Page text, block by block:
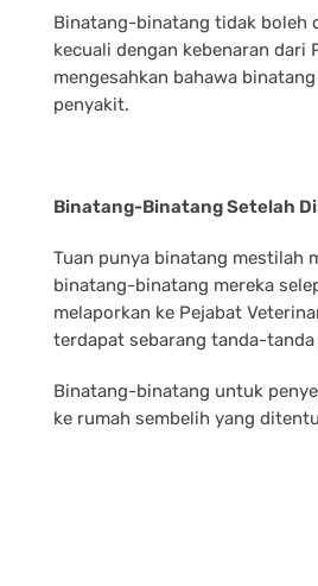
Binatang-binatang tidak boleh
kecuali dengan kebenaran dari
mengesahkan bahawa
penyakit.
Binatang-Binatang Setelah
Tuan punya binatang mestilah
binatang-binatang mereka
melaporkan ke Pejabat
terdapat sebarang tanda-
Binatang-binatang untuk
ke rumah sembelih yang